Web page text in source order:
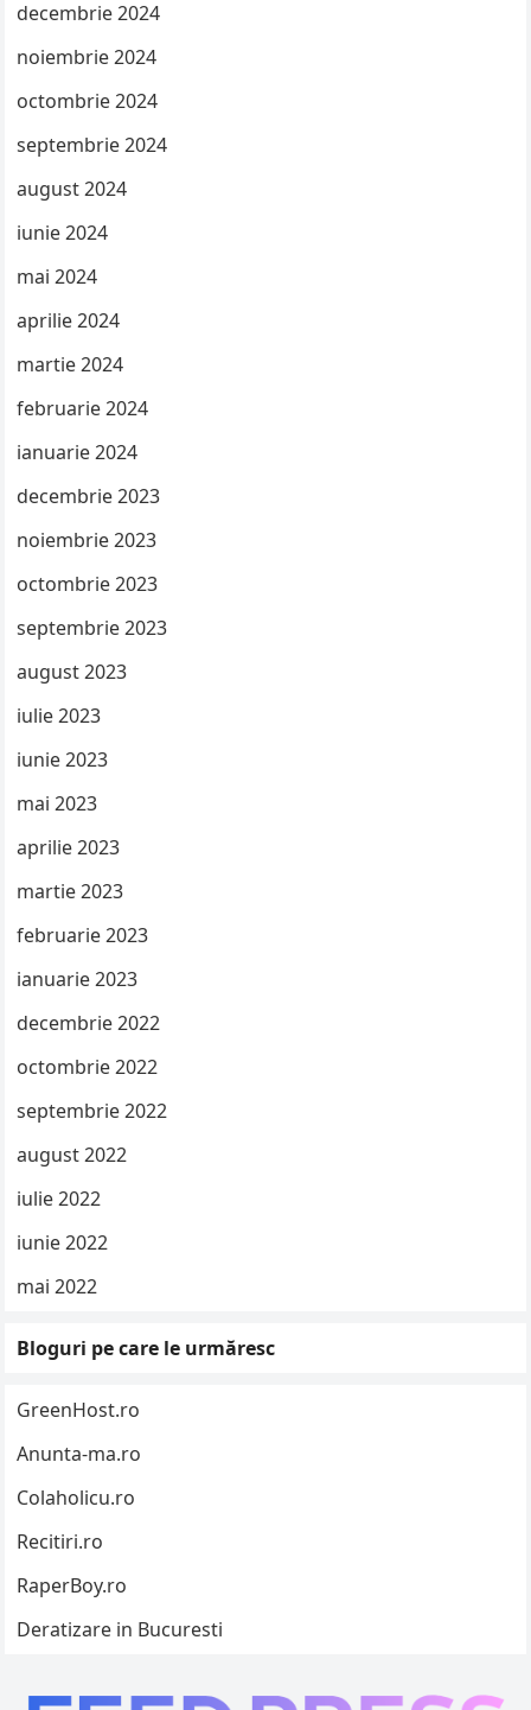
decembrie 2024
noiembrie 2024
octombrie 2024
septembrie 2024
august 2024
iunie 2024
mai 2024
aprilie 2024
martie 2024
februarie 2024
ianuarie 2024
decembrie 2023
noiembrie 2023
octombrie 2023
septembrie 2023
august 2023
iulie 2023
iunie 2023
mai 2023
aprilie 2023
martie 2023
februarie 2023
ianuarie 2023
decembrie 2022
octombrie 2022
septembrie 2022
august 2022
iulie 2022
iunie 2022
mai 2022
Bloguri pe care le urmăresc
GreenHost.ro
Anunta-ma.ro
Colaholicu.ro
Recitiri.ro
RaperBoy.ro
Deratizare in Bucuresti